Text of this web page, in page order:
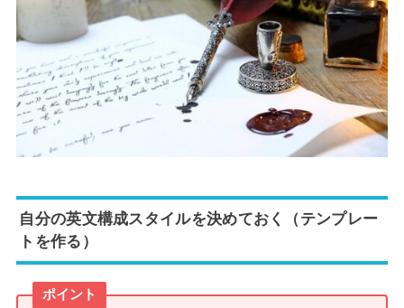
自分の英文構成スタイルを決めておく（テンプレー
トを作る）
ポイント